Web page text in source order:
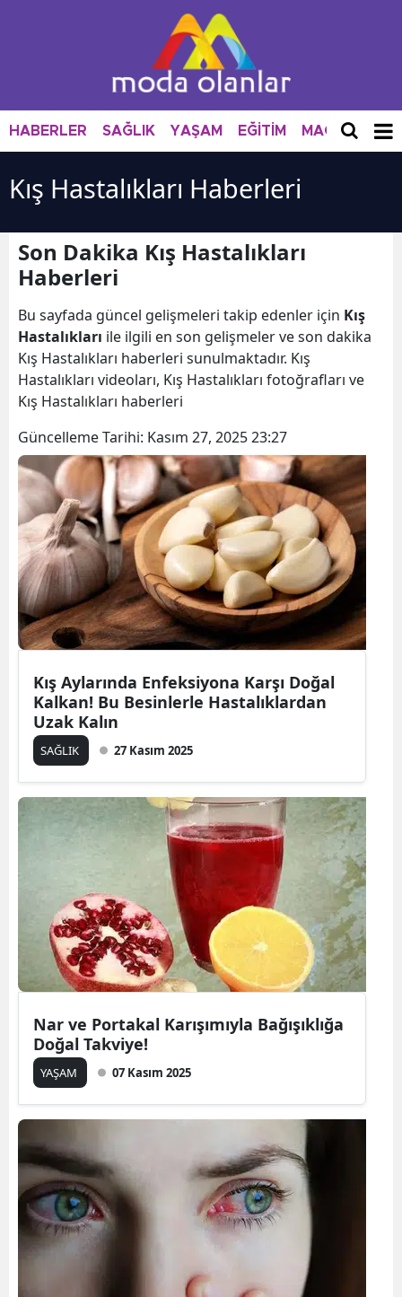
HABERLER SAĞLIK YAŞAM EĞİTİM MAGAZİN
Kış Hastalıkları Haberleri
Son Dakika Kış Hastalıkları
Haberleri
Bu sayfada güncel gelişmeleri takip edenler için Kış
Hastalıkları ile ilgili en son gelişmeler ve son dakika
Kış Hastalıkları haberleri sunulmaktadır. Kış
Hastalıkları videoları, Kış Hastalıkları fotoğrafları ve
Kış Hastalıkları haberleri
Güncelleme Tarihi: Kasım 27, 2025 23:27
Kış Aylarında Enfeksiyona Karşı Doğal
Kalkan! Bu Besinlerle Hastalıklardan
Uzak Kalın
SAĞLIK 27 Kasım 2025
Nar ve Portakal Karışımıyla Bağışıklığa
Doğal Takviye!
YAŞAM 07 Kasım 2025